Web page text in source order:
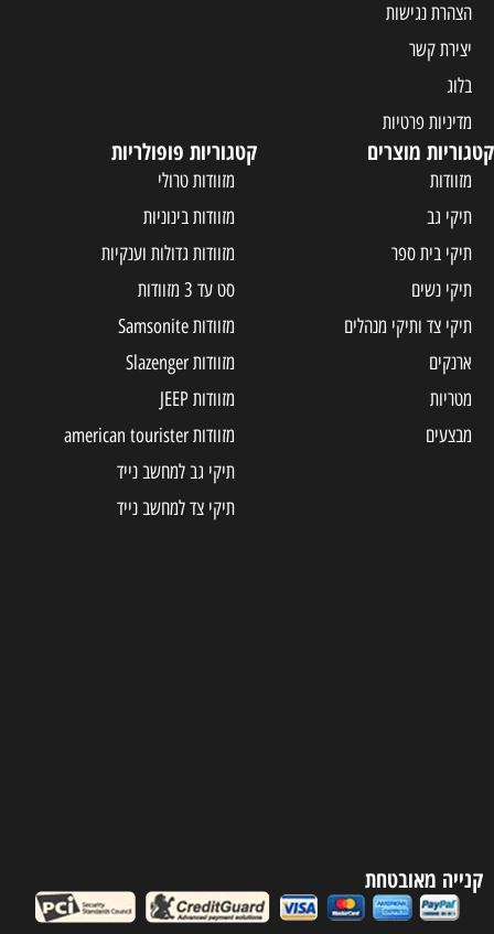
הצהרת נגישות
יצירת קשר
בלוג
מדיניות פרטיות
קטגוריות מוצרים
מזוודות
תיקי גב
תיקי בית ספר
תיקי נשים
תיקי צד ותיקי מנהלים
ארנקים
מטריות
מבצעים
קטגוריות פופולריות
מזוודות טרולי
מזוודות בינוניות
מזוודות גדולות וענקיות
סט עד 3 מזוודות
מזוודות Samsonite
מזוודות Slazenger
מזוודות JEEP
מזוודות american tourister
תיקי גב למחשב נייד
תיקי צד למחשב נייד
קנייה מאובטחת